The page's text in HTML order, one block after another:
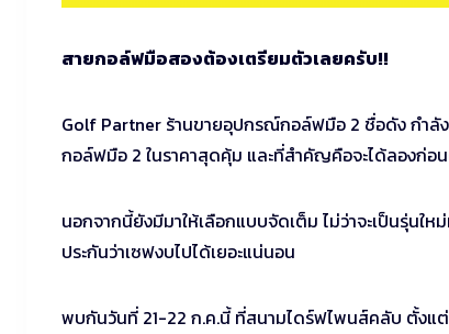
สายกอล์ฟมือสองต้องเตรียมตัวเลยครับ!!
Golf Partner ร้านขายอุปกรณ์กอล์ฟมือ 2 ชื่อดัง กำลั
กอล์ฟมือ 2 ในราคาสุดคุ้ม และที่สำคัญคือจะได้ลองก่อ
นอกจากนี้ยังมีมาให้เลือกแบบจัดเต็ม ไม่ว่าจะเป็นรุ่นใ
ประกันว่าเซฟงบไปได้เยอะแน่นอน
พบกันวันที่ 21-22 ก.ค.นี้ ที่สนามไดร์ฟไพนส์คลับ ตั้งแ